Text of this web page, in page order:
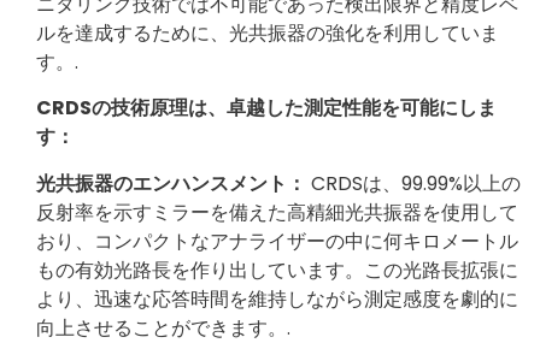
ルを達成するために、光共振器の強化を利用していま
す。.
CRDSの技術原理は、卓越した測定性能を可能にしま
す：
光共振器のエンハンスメント： CRDSは、99.99%以上の
反射率を示すミラーを備えた高精細光共振器を使用して
おり、コンパクトなアナライザーの中に何キロメートル
もの有効光路長を作り出しています。この光路長拡張に
より、迅速な応答時間を維持しながら測定感度を劇的に
向上させることができます。.